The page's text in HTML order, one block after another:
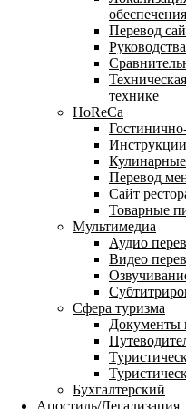
обеспечения
Перевод
технике
HoReCa
Инструкции
Перевод
Сайт
Товарные
Мультимедиа
Аудио
Видео
Сфера туризма
Документы
Бухгалтерский
Апостиль/Легализация